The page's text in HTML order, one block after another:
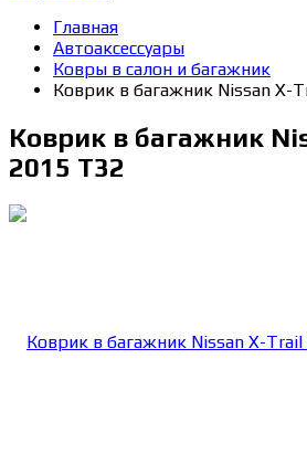
Главная
Автоаксессуары
Ковры в салон и багажник
Коврик в багажник Nissan X-
Коврик в багажник
2015 T32